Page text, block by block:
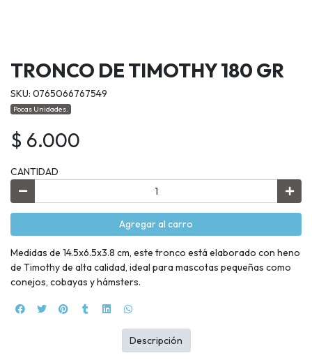
TRONCO DE TIMOTHY 180 GR
SKU: 0765066767549
Pocas Unidades.
$ 6.000
CANTIDAD
Agregar al carro
Medidas de 14.5x6.5x3.8 cm, este tronco está elaborado con heno
de Timothy de alta calidad, ideal para mascotas pequeñas como
conejos, cobayas y hámsters.
Descripción